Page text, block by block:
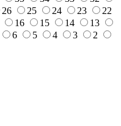
26 25 24 23
22
16 15 14
13
6 5 4 3
2